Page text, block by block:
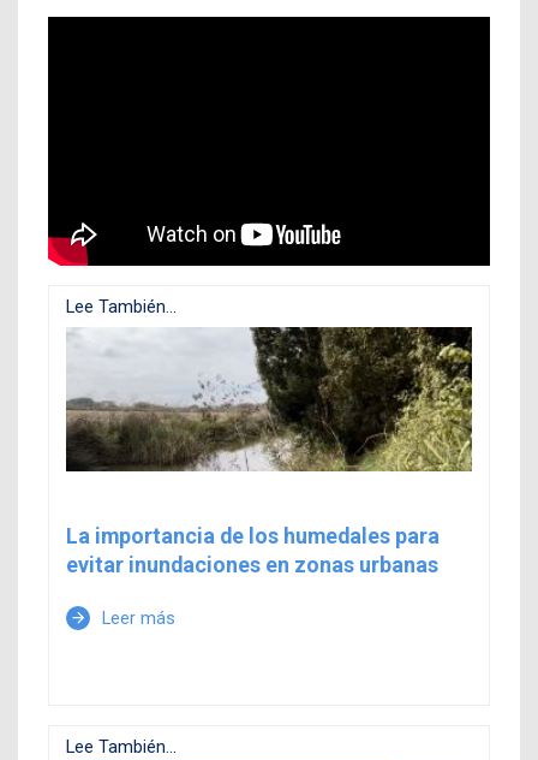
Lee También...
La importancia de los humedales para
evitar inundaciones en zonas urbanas
arrow_forward Leer más
Lee También...